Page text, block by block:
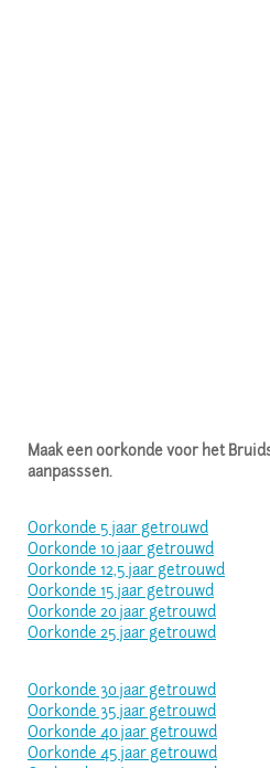
Maak een oorkonde voor het
aanpasssen.
Oorkonde 5 jaar getrouwd
Oorkonde 10 jaar getrouwd
Oorkonde 12,5 jaar getrouwd
Oorkonde 15 jaar getrouwd
Oorkonde 20 jaar getrouwd
Oorkonde 25 jaar getrouwd
Oorkonde 30 jaar getrouwd
Oorkonde 35 jaar getrouwd
Oorkonde 40 jaar getrouwd
Oorkonde 45 jaar getrouwd